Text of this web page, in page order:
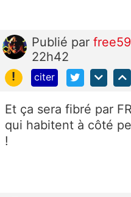
Publié par
22h42
!
citer
Et ça sera fibré par
qui habitent à côté
!